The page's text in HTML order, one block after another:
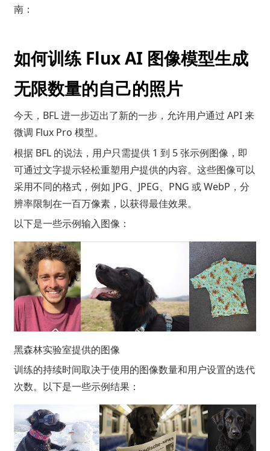
南：
如何训练 Flux AI 图像模型生成
无限数量的自己的照片
今天，BFL 进一步迈出了新的一步，允许用户通过 API来
微调 Flux Pro 模型。
根据 BFL 的说法，用户只需提供 1 到 5 张示例图像，即
可通过文字提示轻松重塑用户提供的内容。这些图像可以
采用不同的格式，例如 JPG、JPEG、PNG 或 WebP，分
辨率限制在一百万像素，以获得最佳效果。
以下是一些示例输入图像：
黑森林实验室提供的图像
训练的持续时间取决于使用的图像数量和用户设置的迭代
次数。以下是一些示例结果：